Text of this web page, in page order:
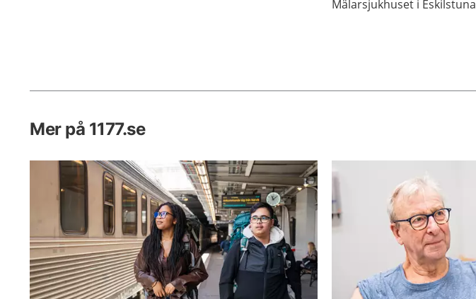
Mälarsjukhuset i Eskilstuna
Mer på 1177.se